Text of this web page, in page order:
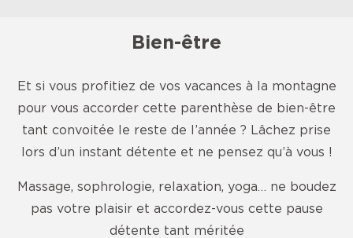
Bien-être
Et si vous profitiez de vos vacances à la montagne
pour vous accorder cette parenthèse de bien-être
tant convoitée le reste de l’année ? Lâchez prise
lors d’un instant détente et ne pensez qu’à vous !
Massage, sophrologie, relaxation, yoga… ne boudez
pas votre plaisir et accordez-vous cette pause
détente tant méritée